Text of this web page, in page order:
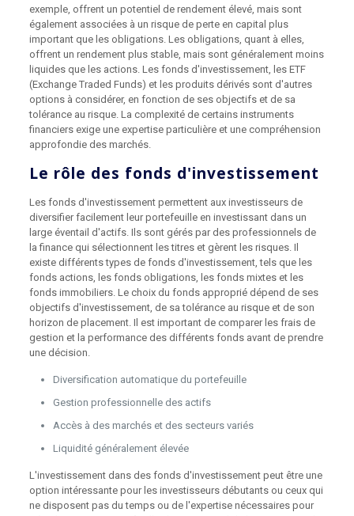
exemple, offrent un potentiel de rendement élevé, mais sont
également associées à un risque de perte en capital plus
important que les obligations. Les obligations, quant à elles,
offrent un rendement plus stable, mais sont généralement moins
liquides que les actions. Les fonds d'investissement, les ETF
(Exchange Traded Funds) et les produits dérivés sont d'autres
options à considérer, en fonction de ses objectifs et de sa
tolérance au risque. La complexité de certains instruments
financiers exige une expertise particulière et une compréhension
approfondie des marchés.
Le rôle des fonds d'investissement
Les fonds d'investissement permettent aux investisseurs de
diversifier facilement leur portefeuille en investissant dans un
large éventail d'actifs. Ils sont gérés par des professionnels de
la finance qui sélectionnent les titres et gèrent les risques. Il
existe différents types de fonds d'investissement, tels que les
fonds actions, les fonds obligations, les fonds mixtes et les
fonds immobiliers. Le choix du fonds approprié dépend de ses
objectifs d'investissement, de sa tolérance au risque et de son
horizon de placement. Il est important de comparer les frais de
gestion et la performance des différents fonds avant de prendre
une décision.
Diversification automatique du portefeuille
Gestion professionnelle des actifs
Accès à des marchés et des secteurs variés
Liquidité généralement élevée
L'investissement dans des fonds d'investissement peut être une
option intéressante pour les investisseurs débutants ou ceux qui
ne disposent pas du temps ou de l'expertise nécessaires pour